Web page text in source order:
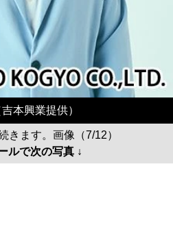
本興業提供）
きます。画像（7/12）
ルで次の写真 ↓